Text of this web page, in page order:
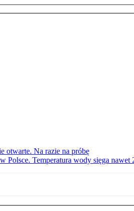
otwarte. Na razie na próbę
Polsce. Temperatura wody sięga nawet